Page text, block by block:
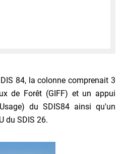
84, la colonne comprenait 3
de Forêt (GIFF) et un appui
du SDIS84 ainsi qu'un
du SDIS 26.